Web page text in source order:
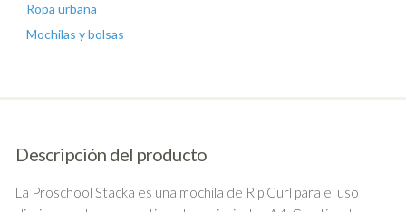
Ropa urbana
Mochilas y bolsas
Descripción del producto
La Proschool Stacka es una mochila de Rip Curl para el uso